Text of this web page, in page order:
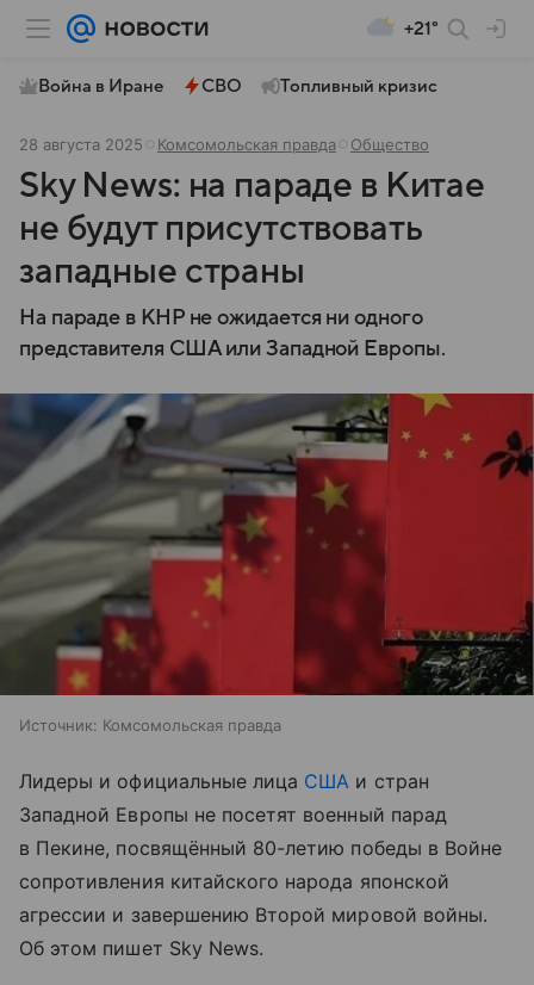
+21°
Война в Иране СВО Топливный кризис
28 августа 2025 Комсомольская правда Общество
Sky News: на параде в Китае
не будут присутствовать
западные страны
На параде в КНР не ожидается ни одного
представителя США или Западной Европы.
Источник: Комсомольская правда
Лидеры и официальные лица США и стран
Западной Европы не посетят военный парад
в Пекине, посвящённый 80-летию победы в Войне
сопротивления китайского народа японской
агрессии и завершению Второй мировой войны.
Об этом пишет Sky News.